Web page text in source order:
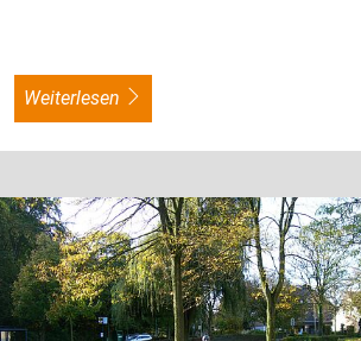
weiterlesen